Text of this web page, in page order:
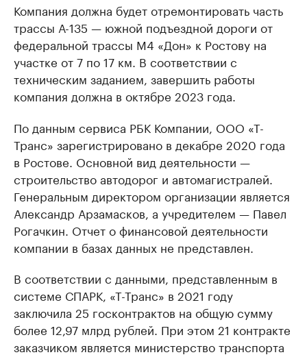
Компания должна будет отремонтировать часть
трассы А-135 — южной подъездной дороги от
федеральной трассы М4 «Дон» к Ростову на
участке от 7 по 17 км. В соответствии с
техническим заданием, завершить работы
компания должна в октябре 2023 года.
По данным сервиса РБК Компании, ООО «Т-
Транс» зарегистрировано в декабре 2020 года
в Ростове. Основной вид деятельности —
строительство автодорог и автомагистралей.
Генеральным директором организации является
Александр Арзамасков, а учредителем — Павел
Рогачкин. Отчет о финансовой деятельности
компании в базах данных не представлен.
В соответствии с данными, представленным в
системе СПАРК, «Т-Транс» в 2021 году
заключила 25 госконтрактов на общую сумму
более 12,97 млрд рублей. При этом 21 контракте
заказчиком является министерство транспорта